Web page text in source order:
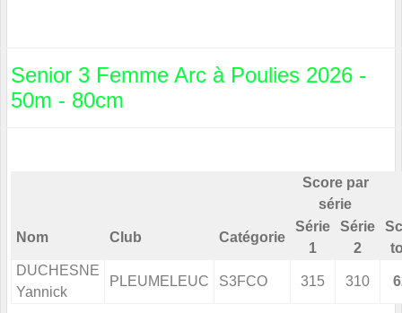
Senior 3 Femme Arc à Poulies 2026 -
50m - 80cm
Score par
série
Nom Club Catégorie
Série
1
Série
2
DUCHESNE
Yannick
PLEUMELEUC S3FCO 315 310